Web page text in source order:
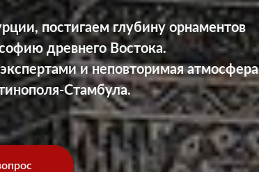
постигаем глубину орнаментов
древнего Востока.
и неповторимая атмосфера
Стамбула.